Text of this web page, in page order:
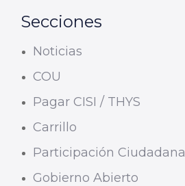
Secciones
Noticias
COU
Pagar CISI / THYS
Carrillo
Participación Ciudadana
Gobierno Abierto